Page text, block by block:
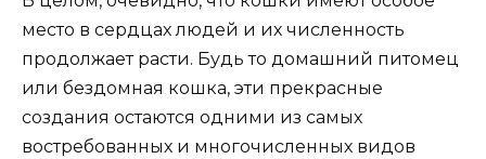
место в сердцах людей и их численность
продолжает расти. Будь то домашний питомец
или бездомная кошка, эти прекрасные
создания остаются одними из самых
востребованных и многочисленных видов